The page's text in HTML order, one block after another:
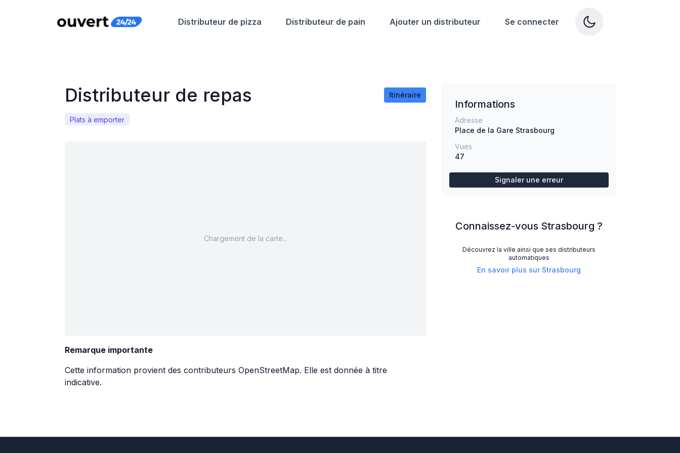
Distributeur de pizza Distributeur de pain Ajouter un distributeur Se connecter
Distributeur de repas Itinéraire
Plats à emporter
Chargement de la carte...
Remarque importante
Cette information provient des contributeurs OpenStreetMap. Elle est donnée à titre
indicative.
Informations
Adresse
Place de la Gare Strasbourg
Vues
47
Signaler une erreur
Connaissez-vous Strasbourg ?
Découvrez la ville ainsi que ses distributeurs
automatiques
En savoir plus sur Strasbourg